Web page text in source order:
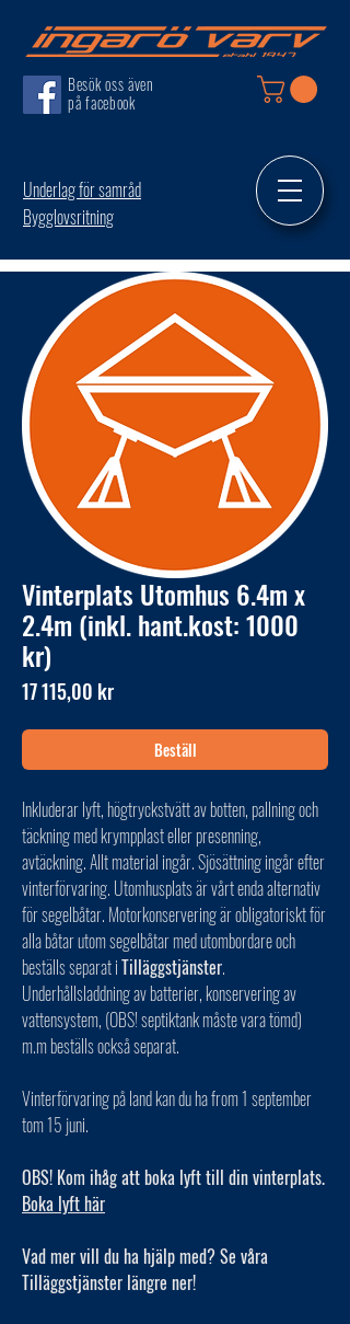
Besök oss även
på facebook
Underlag för samråd
Bygglovsritning
Vinterplats Utomhus 6.4m x
2.4m (inkl. hant.kost: 1000
kr)
17 115,00 krPris
Beställ
Inkluderar lyft, högtryckstvätt av botten, pallning och
täckning med krympplast eller presenning,
avtäckning. Allt material ingår. Sjösättning ingår efter
vinterförvaring. Utomhusplats är vårt enda alternativ
för segelbåtar. Motorkonservering är obligatoriskt för
alla båtar utom segelbåtar med utombordare och
beställs separat iTilläggstjänster.
Underhållsladdning av batterier, konservering av
vattensystem, (OBS! septiktank måste vara tömd)
m.m beställs också separat.
Vinterförvaring på land kan du ha from 1 september
tom 15 juni.
OBS! Kom ihåg att boka lyft till din vinterplats.
Boka lyft här
Vad mer vill du ha hjälp med? Se våra
Tilläggstjänster längre ner!